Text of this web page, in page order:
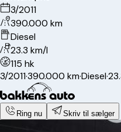
3/2011
390.000 km
Diesel
23.3 km/l
115 hk
3/2011·390.000 km·Diesel·
Ring nu Skriv til sælger